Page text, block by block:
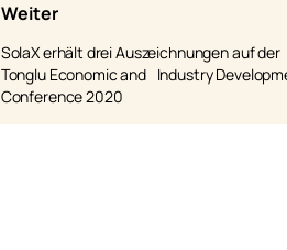
Weiter
SolaX erhält drei Auszeichnungen auf der
Tonglu Economic and Industry
Conference 2020